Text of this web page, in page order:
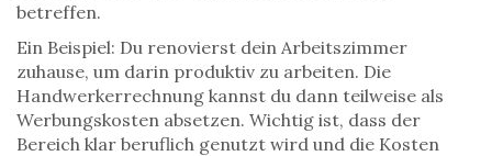
betreffen.
Ein Beispiel: Du renovierst dein Arbeitszimmer
zuhause, um darin produktiv zu arbeiten. Die
Handwerkerrechnung kannst du dann teilweise als
Werbungskosten absetzen. Wichtig ist, dass der
Bereich klar beruflich genutzt wird und die Kosten